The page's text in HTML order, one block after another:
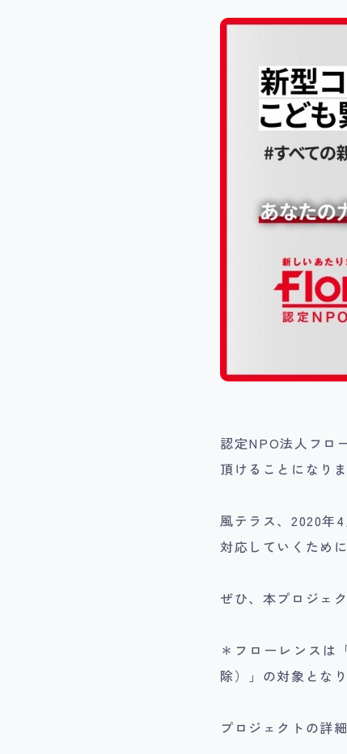
認定NPO法人フロ
頂けることになり
風テラス、2020年
対応していくため
ぜひ、本プロジェ
＊フローレンスは
除）」の対象とな
プロジェクトの詳